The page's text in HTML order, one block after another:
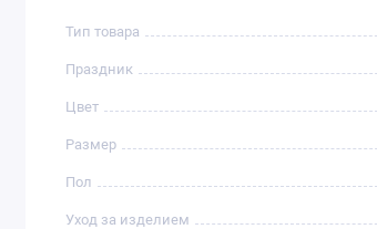
Тип товара
Праздник
Цвет
Размер
Пол
Уход за изделием